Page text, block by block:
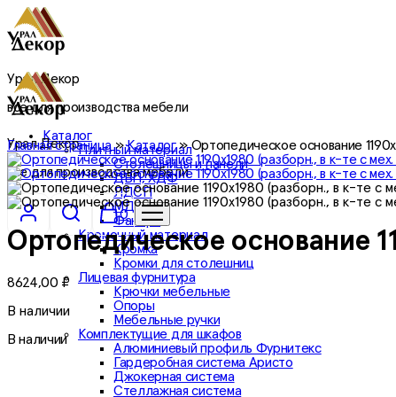
Урал Декор
все для производства мебели
Каталог
Плитный материал
Столешницы и панели
ДВП, ХДФ
ЛДСП
МДФ
Фанера
Кромочный материал
Кромка
Кромки для столешниц
Лицевая фурнитура
Крючки мебельные
Опоры
Мебельные ручки
Комплектущие для шкафов
Алюминиевый профиль Фурнитекс
Гардеробная система Аристо
Джокерная система
Стеллажная система
Урал Декор
все для производства мебели
0
Главная страница»Каталог»Ортопедическое основание
Ортопедическое основание
8624,00 ₽
В наличии
В наличии